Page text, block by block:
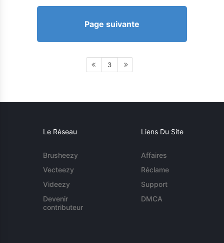
Page suivante
3
Le Réseau
Brusheezy
Vecteezy
Videezy
Devenir
contributeur
Liens Du Site
Affaires
Réclame
Support
DMCA